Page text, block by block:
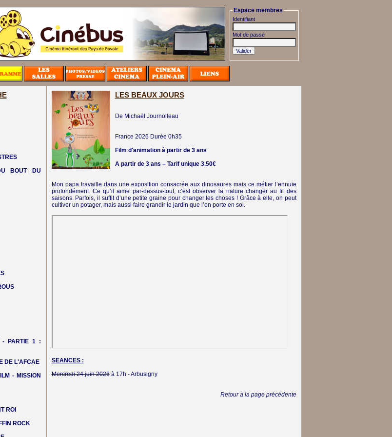
Espace membres
Identifiant
Mot de passe
BOUT DU
- PARTIE 1 :
DE L'AFCAE
- MISSION
ROI
ROCK
LES BEAUX JOURS
De Michaël Journolleau
France 2026 Durée 0h35
Film d'animation à partir de 3 ans
A partir de 3 ans – Tarif unique 3.50€
Mon papa travaille dans une exposition consacrée aux dinosaures mais ce métier l’ennuie
profondément. Ce qu’il aime par-dessus-tout, c’est observer la nature changer au fil des
saisons. Parfois, il suffit d’une petite graine pour changer les choses ! Grâce à elle, on peut
cultiver un potager, mais aussi faire grandir le jardin que l’on porte en soi.
SEANCES :
Mercredi 24 juin 2026à 17h -Arbusigny
Retour à la page précédente